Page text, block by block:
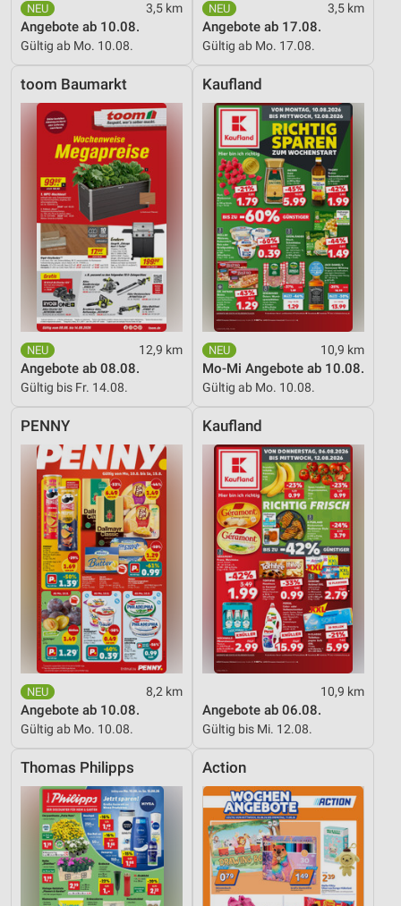
3,5 km
Angebote ab 10.08.
Gültig ab Mo. 10.08.
3,5 km
Angebote ab 17.08.
Gültig ab Mo. 17.08.
toom Baumarkt
12,9 km
Angebote ab 08.08.
Gültig bis Fr. 14.08.
Kaufland
10,9 km
Mo-Mi Angebote ab 10.08.
Gültig ab Mo. 10.08.
PENNY
8,2 km
Angebote ab 10.08.
Gültig ab Mo. 10.08.
Kaufland
10,9 km
Angebote ab 06.08.
Gültig bis Mi. 12.08.
Thomas Philipps Action